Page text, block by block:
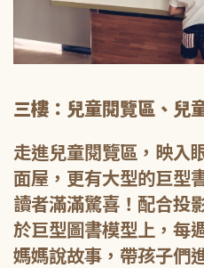
三樓：兒童閱覽區、兒
走進兒童閱覽區，映入
面屋，更有大型的巨型
讀者滿滿驚喜！配合投
於巨型圖書模型上，每
媽媽說故事，帶孩子們